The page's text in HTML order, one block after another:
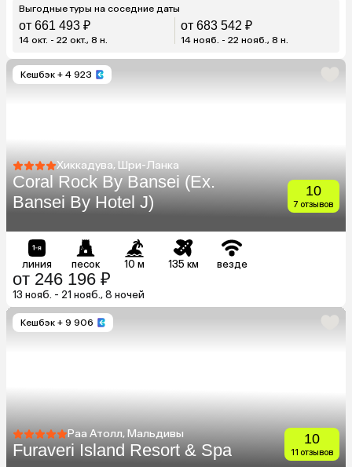
Выгодные туры на соседние даты
от 661 493 ₽
14 окт. - 22 окт., 8 н.
от 683 542 ₽
14 нояб. - 22 нояб., 8 н.
Кешбэк + 4 923
Хиккадува, Шри-Ланка
Coral Rock By Bansei (Ex.
Bansei By Hotel J)
10
7 отзывов
линия песок 10 м 135 км везде
от 246 196 ₽
13 нояб. - 21 нояб., 8 ночей
Кешбэк + 9 906
Раа Атолл, Мальдивы
Furaveri Island Resort & Spa
10
11 отзывов